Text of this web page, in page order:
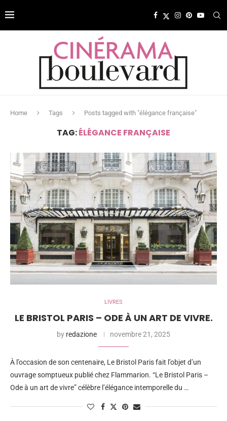
Home Tags Posts tagged with "élégance française"
TAG:ÉLÉGANCE FRANÇAISE
LIVRES
LE BRISTOL PARIS – ODE À UN ART DE VIVRE.
by redazione novembre 21, 2025
À l’occasion de son centenaire, Le Bristol Paris fait l’objet d’un
ouvrage somptueux publié chez Flammarion. “Le Bristol Paris –
Ode à un art de vivre” célèbre l’élégance intemporelle du …